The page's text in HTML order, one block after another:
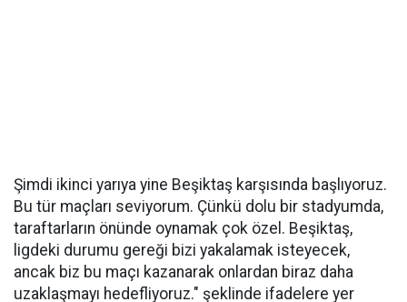
Şimdi ikinci yarıya yine Beşiktaş karşısında başlıyoruz.
Bu tür maçları seviyorum. Çünkü dolu bir stadyumda,
taraftarların önünde oynamak çok özel. Beşiktaş,
ligdeki durumu gereği bizi yakalamak isteyecek,
ancak biz bu maçı kazanarak onlardan biraz daha
uzaklaşmayı hedefliyoruz." şeklinde ifadelere yer